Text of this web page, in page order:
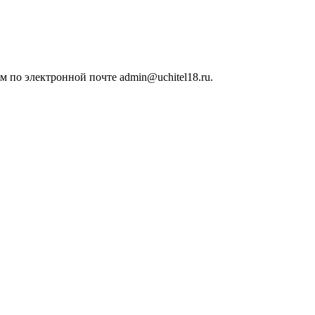
по электронной почте admin@uchitel18.ru.